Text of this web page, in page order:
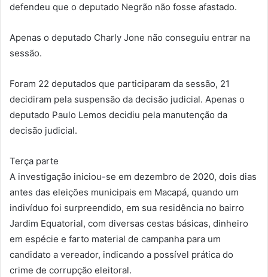
defendeu que o deputado Negrão não fosse afastado.
Apenas o deputado Charly Jone não conseguiu entrar na
sessão.
Foram 22 deputados que participaram da sessão, 21
decidiram pela suspensão da decisão judicial. Apenas o
deputado Paulo Lemos decidiu pela manutenção da
decisão judicial.
Terça parte
A investigação iniciou-se em dezembro de 2020, dois dias
antes das eleições municipais em Macapá, quando um
indivíduo foi surpreendido, em sua residência no bairro
Jardim Equatorial, com diversas cestas básicas, dinheiro
em espécie e farto material de campanha para um
candidato a vereador, indicando a possível prática do
crime de corrupção eleitoral.